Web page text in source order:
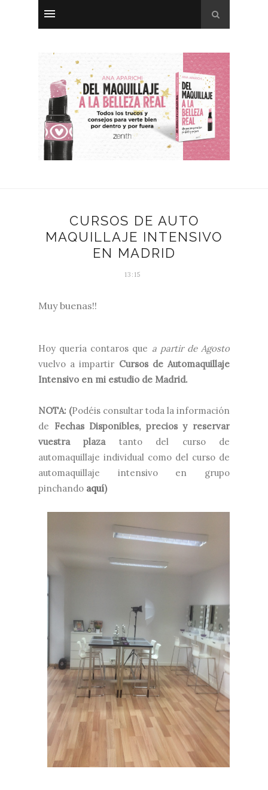
CURSOS DE AUTO
MAQUILLAJE INTENSIVO
EN MADRID
13:15
Muy buenas!!
Hoy quería contaros que a partir de Agosto
vuelvo a impartir Cursos de Automaquillaje
Intensivo en mi estudio de Madrid.
NOTA: (Podéis consultar toda la información
de Fechas Disponibles, precios y reservar
vuestra plaza tanto del curso de
automaquillaje individual como del curso de
automaquillaje intensivo en grupo
pinchando aquí)